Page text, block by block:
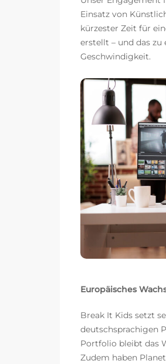
Einsatz von
kürzester Zeit für
erstellt – und das
Geschwindigkeit.
Europäisches
Break It Kids setzt
deutschsprachigen
Portfolio bleibt das
Zudem haben